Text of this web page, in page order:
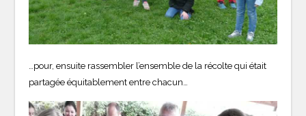
…pour, ensuite rassembler l’ensemble de la récolte qui était
partagée équitablement entre chacun…